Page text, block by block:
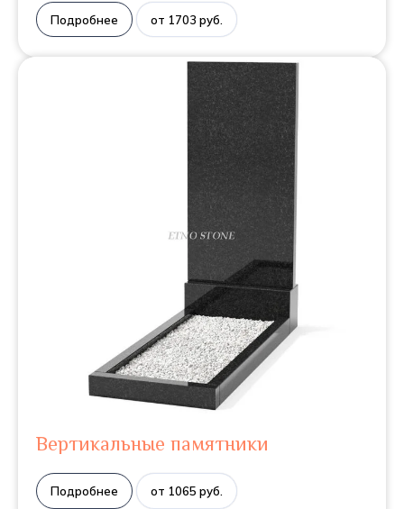
Подробнее от 1703 руб.
Вертикальные памятники
Подробнее от 1065 руб.